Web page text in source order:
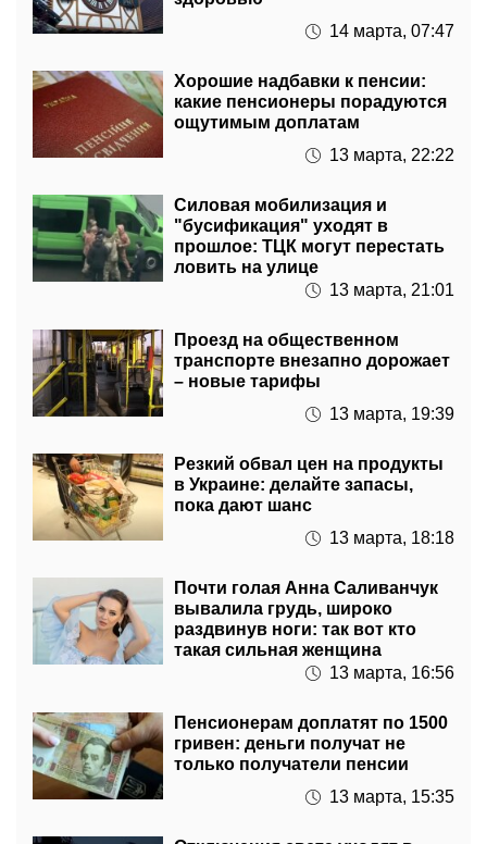
Хорошие надбавки к пенсии:
ощутимым доплатам
13 марта, 22:22
Силовая мобилизация и
прошлое: ТЦК могут перестать
ловить на улице
13 марта, 21:01
Проезд на общественном
– новые тарифы
13 марта, 19:39
Резкий обвал цен на продукты
пока дают шанс
13 марта, 18:18
Почти голая Анна Саливанчук
раздвинув ноги: так вот кто
такая сильная женщина
13 марта, 16:56
Пенсионерам доплатят по 1500
только получатели пенсии
13 марта, 15:35
Отключения света уходят в